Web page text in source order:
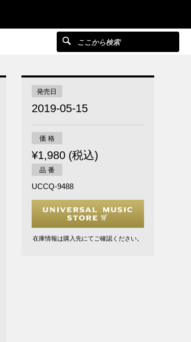
発売日
2019-05-15
価 格
¥1,980 (税込)
品 番
UCCQ-9488
在庫情報は購入先にてご確認ください。